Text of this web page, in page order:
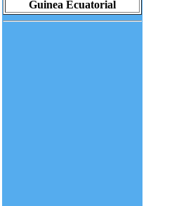
Guinea Ecuatorial